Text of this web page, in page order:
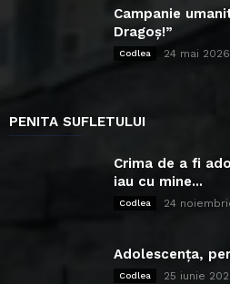
Campanie
Dragoș!”
Codlea 24 mai 2026
PENITA SUFLETULUI
Crima de a fi
iau cu mine...
Codlea 24
Adolescența,
Codlea 25 iunie